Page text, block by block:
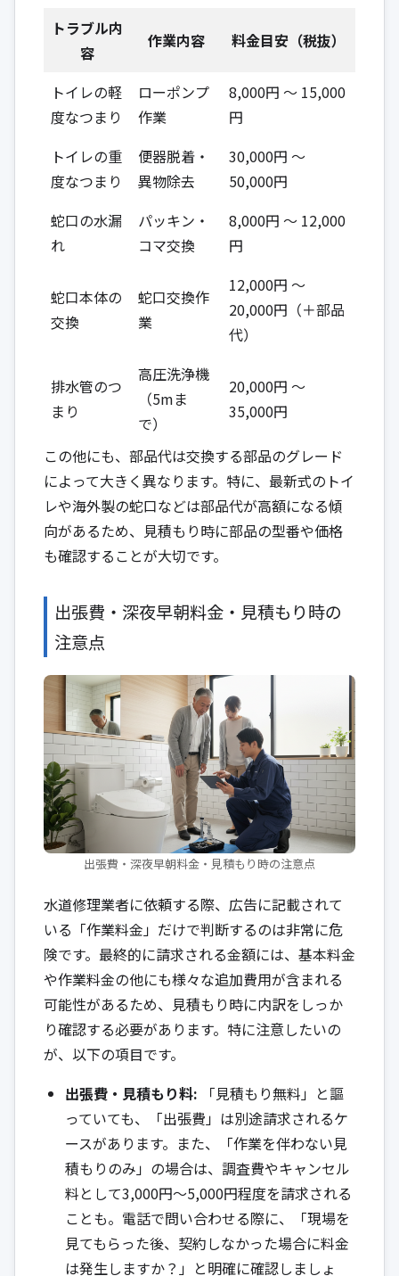
トラブル内
容
作業内容 料金目安（税抜）
トイレの軽
度なつまり
ローポンプ
作業
8,000円 ～ 15,000
円
トイレの重
度なつまり
便器脱着・
異物除去
30,000円 ～
50,000円
蛇口の水漏
れ
パッキン・
コマ交換
8,000円 ～ 12,000
円
蛇口本体の
交換
蛇口交換作
業
12,000円 ～
20,000円（＋部品
代）
排水管のつ
まり
高圧洗浄機
（5mま
で）
20,000円 ～
35,000円
この他にも、部品代は交換する部品のグレード
によって大きく異なります。特に、最新式のトイ
レや海外製の蛇口などは部品代が高額になる傾
向があるため、見積もり時に部品の型番や価格
も確認することが大切です。
出張費・深夜早朝料金・見積もり時の
注意点
出張費・深夜早朝料金・見積もり時の注意点
水道修理業者に依頼する際、広告に記載されて
いる「作業料金」だけで判断するのは非常に危
険です。最終的に請求される金額には、基本料金
や作業料金の他にも様々な追加費用が含まれる
可能性があるため、見積もり時に内訳をしっか
り確認する必要があります。特に注意したいの
が、以下の項目です。
出張費・見積もり料: 「見積もり無料」と謳
っていても、「出張費」は別途請求されるケ
ースがあります。また、「作業を伴わない見
積もりのみ」の場合は、調査費やキャンセル
料として3,000円〜5,000円程度を請求される
ことも。電話で問い合わせる際に、「現場を
見てもらった後、契約しなかった場合に料金
は発生しますか？」と明確に確認しましょ